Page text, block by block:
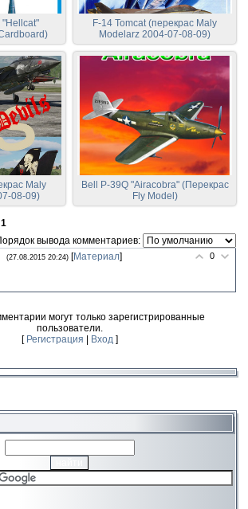
"Hellcat"
F-14 Tomcat (перекрас Maly
Modelarz 2004-07-08-09)
Maly
08-09)
Bell P-39Q "Airacobra" (Перекрас
Fly Model)
1
вывода комментариев:
0
(27.08.2015 20:24) [Материал]
могут только зарегистрированные
пользователи.
[ Регистрация Вход]